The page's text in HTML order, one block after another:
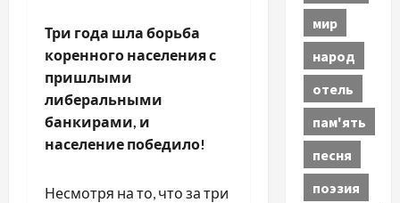
Три года шла борьба
коренного населения с
пришлыми
либеральными
банкирами, и
население победило!
Несмотря на то, что за три
мир
народ
отель
пам'ять
песня
поэзия